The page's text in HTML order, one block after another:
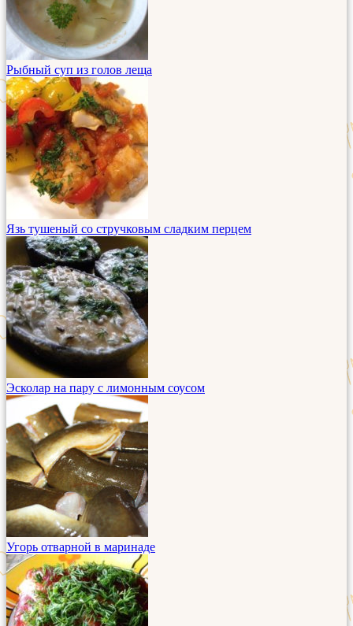
Рыбный суп из голов леща
Язь тушеный со стручковым сладким перцем
Эсколар на пару с лимонным соусом
Угорь отварной в маринаде